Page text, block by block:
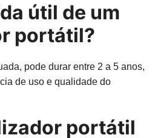
útil de um
portátil?
pode durar entre 2 a 5 anos,
de uso e qualidade do
portátil